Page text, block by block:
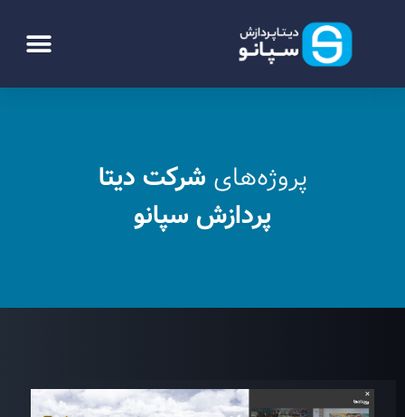
پروژه‌های شرکت دیتا
پردازش سپانو